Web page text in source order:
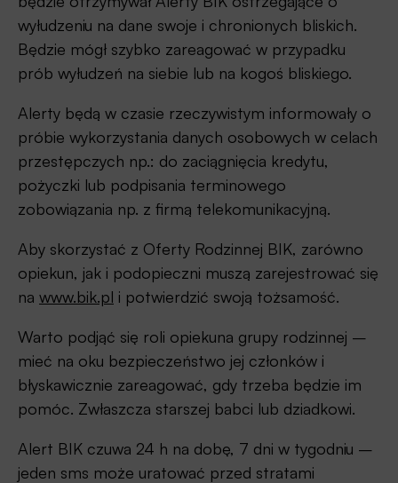
wyłudzeniu na dane swoje i chronionych bliskich.
Będzie mógł szybko zareagować w przypadku
prób wyłudzeń na siebie lub na kogoś bliskiego.
Alerty będą w czasie rzeczywistym informowały o
próbie wykorzystania danych osobowych w celach
przestępczych np.: do zaciągnięcia kredytu,
pożyczki lub podpisania terminowego
zobowiązania np. z firmą telekomunikacyjną.
Aby skorzystać z Oferty Rodzinnej BIK, zarówno
opiekun, jak i podopieczni muszą zarejestrować się
na www.bik.pl i potwierdzić swoją tożsamość.
Warto podjąć się roli opiekuna grupy rodzinnej –
mieć na oku bezpieczeństwo jej członków i
błyskawicznie zareagować, gdy trzeba będzie im
pomóc. Zwłaszcza starszej babci lub dziadkowi.
Alert BIK czuwa 24 h na dobę, 7 dni w tygodniu –
jeden sms może uratować przed stratami